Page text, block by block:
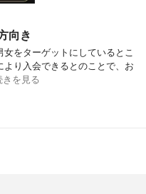
向き
をターゲットにしているとこ
り入会できるとのことで、お
きを見る